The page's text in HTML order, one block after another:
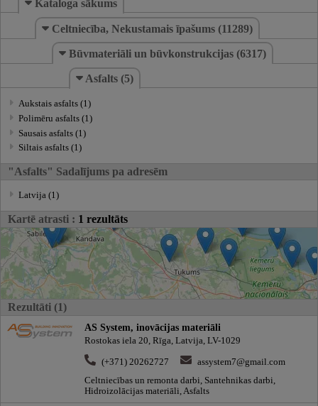
Kataloga sākums
Celtniecība, Nekustamais īpašums (11289)
Būvmateriāli un būvkonstrukcijas (6317)
Asfalts (5)
Aukstais asfalts (1)
Polimēru asfalts (1)
Sausais asfalts (1)
Siltais asfalts (1)
"Asfalts" Sadalījums pa adresēm
Latvija (1)
Kartē atrasti : 1 rezultāts
Rezultāti (1)
AS System, inovācijas materiāli
Rostokas iela 20, Rīga, Latvija, LV-1029
(+371) 20262727
assystem7@gmail.com
Celtniecības un remonta darbi, Santehnikas darbi,
Hidroizolācijas materiāli, Asfalts